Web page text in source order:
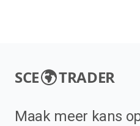
SCE TRADER
Maak meer kans